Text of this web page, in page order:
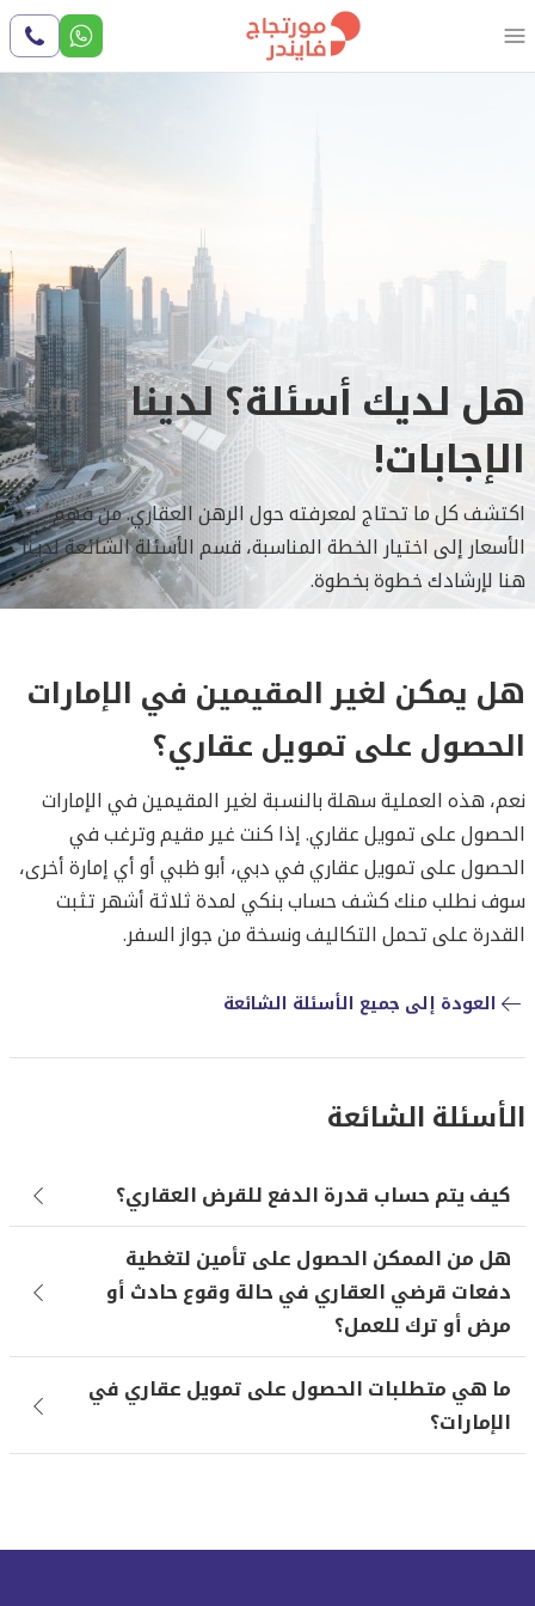
Call
Us
هل لديك أسئلة؟ لدينا
الإجابات!
اكتشف كل ما تحتاج لمعرفته حول الرهن العقاري. من فهم
الأسعار إلى اختيار الخطة المناسبة، قسم الأسئلة الشائعة لدينا
هنا لإرشادك خطوة بخطوة.
هل يمكن لغير المقيمين في الإمارات
الحصول على تمويل عقاري؟
نعم، هذه العملية سهلة بالنسبة لغير المقيمين في الإمارات
الحصول على تمويل عقاري. إذا كنت غير مقيم وترغب في
الحصول على تمويل عقاري في دبي، أبو ظبي أو أي إمارة أخرى،
سوف نطلب منك كشف حساب بنكي لمدة ثلاثة أشهر تثبت
القدرة على تحمل التكاليف ونسخة من جواز السفر.
العودة إلى جميع الأسئلة الشائعة
الأسئلة الشائعة
كيف يتم حساب قدرة الدفع للقرض العقاري؟
هل من الممكن الحصول على تأمين لتغطية
دفعات قرضي العقاري في حالة وقوع حادث أو
مرض أو ترك للعمل؟
ما هي متطلبات الحصول على تمويل عقاري في
الإمارات؟